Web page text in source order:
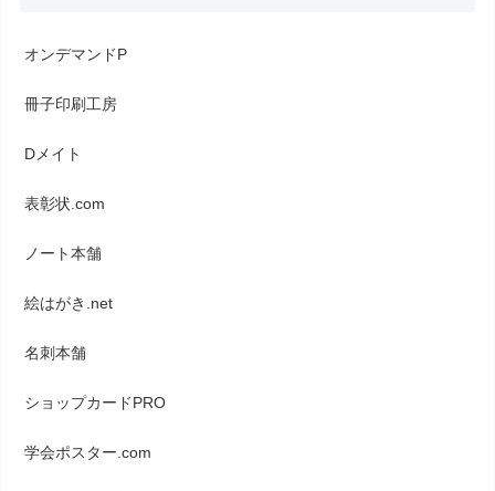
オンデマンドP
冊子印刷工房
Dメイト
表彰状.com
ノート本舗
絵はがき.net
名刺本舗
ショップカードPRO
学会ポスター.com